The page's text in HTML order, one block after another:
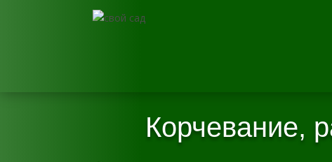
Корчевание,